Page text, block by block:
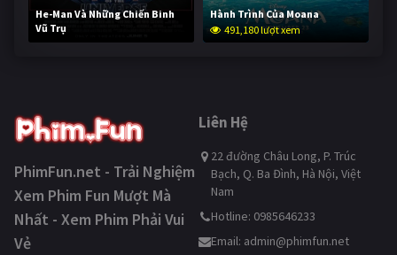
He-Man Và Những Chiến Binh
Vũ Trụ
240,022 lượt xem
Hành Trình Của Moana
491,180 lượt xem
PhimFun.net - Trải Nghiệm
Xem Phim Fun Mượt Mà
Nhất - Xem Phim Phải Vui
Vẻ
Liên Hệ
22 đường Châu Long, P. Trúc
Bạch, Q. Ba Đình, Hà Nội, Việt
Nam
Hotline: 0985646233
Email: admin@phimfun.net